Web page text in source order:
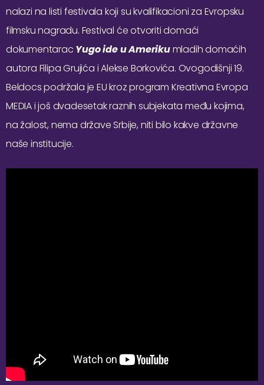
nalazi na listi festivala koji su kvalifikacioni za Evropsku
filmsku nagradu. Festival će otvoriti domaći
dokumentarac Yugo ide u Amerikumladih domaćih
autora Filipa Grujića i Alekse Borkovića. Ovogodišnji 19.
Beldocs podržala je EU kroz program Kreativna Evropa
MEDIA i još dvadesetak raznih subjekata među kojima,
na žalost, nema države Srbije, niti bilo kakve državne
naše institucije.